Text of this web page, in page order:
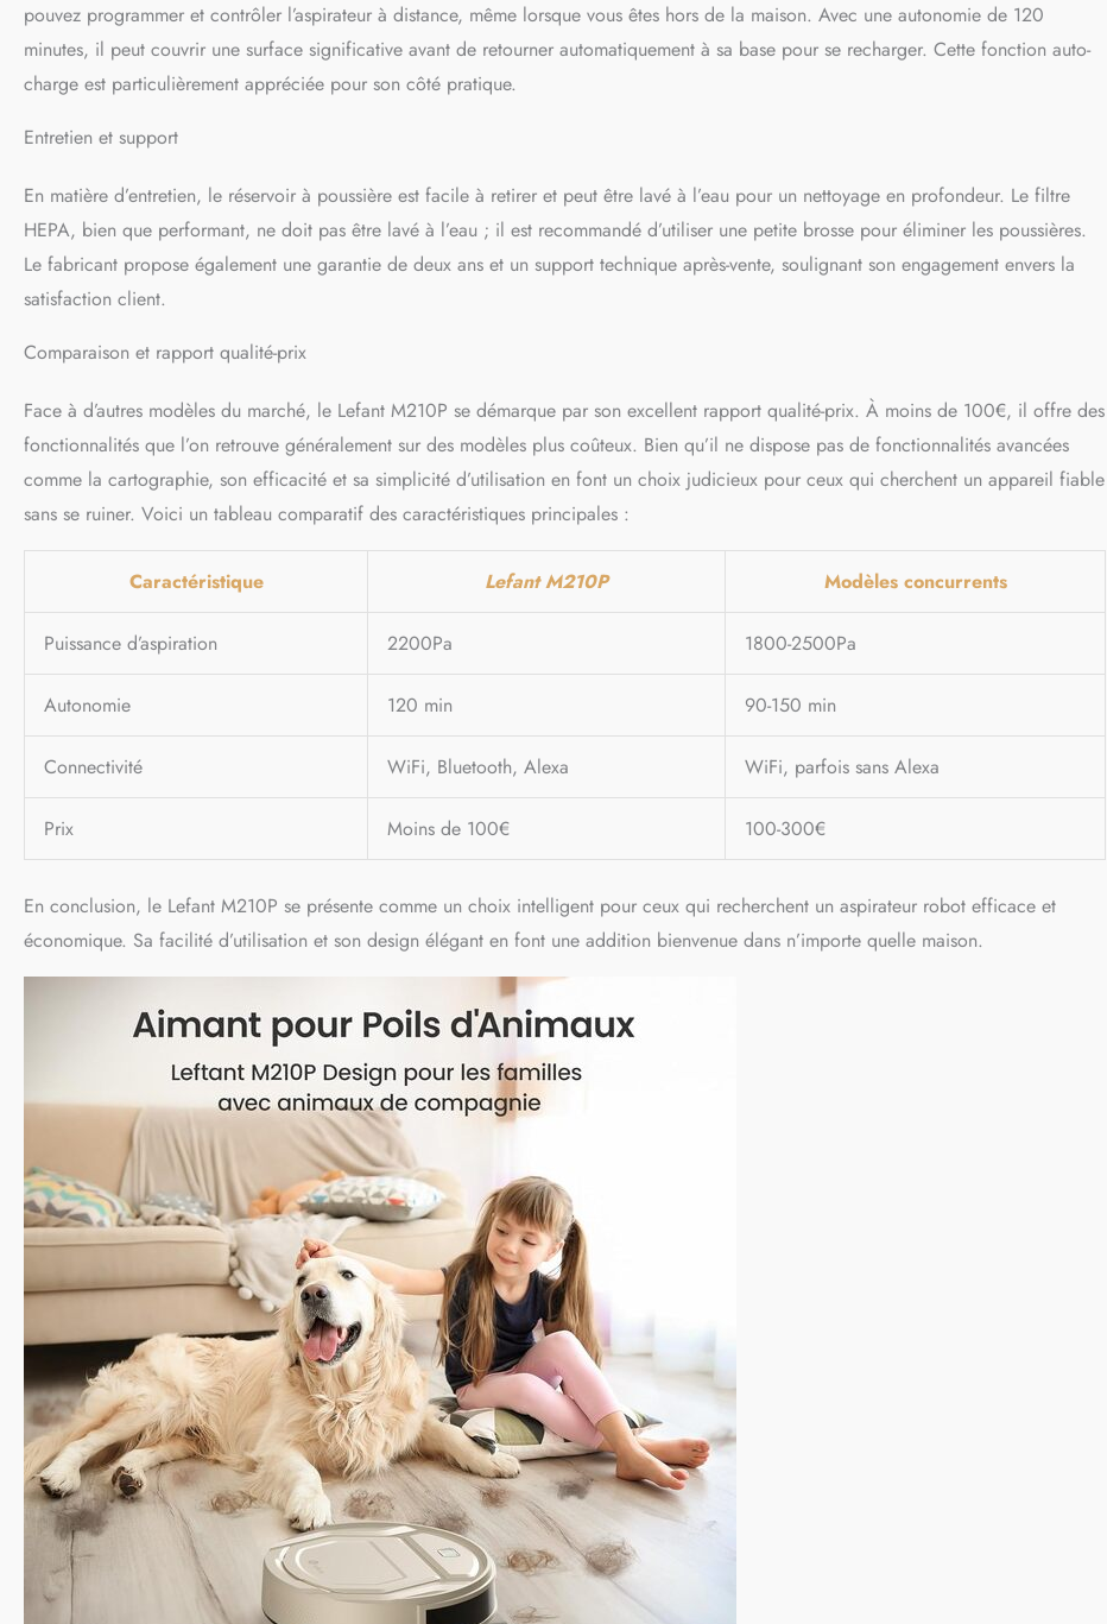
pouvez programmer et contrôler l’aspirateur à distance, même lorsque vous êtes hors de la maison. Avec une autonomie de 120
minutes, il peut couvrir une surface significative avant de retourner automatiquement à sa base pour se recharger. Cette fonction auto-
charge est particulièrement appréciée pour son côté pratique.
Entretien et support
En matière d’entretien, le réservoir à poussière est facile à retirer et peut être lavé à l’eau pour un nettoyage en profondeur. Le filtre
HEPA, bien que performant, ne doit pas être lavé à l’eau ; il est recommandé d’utiliser une petite brosse pour éliminer les poussières.
Le fabricant propose également une garantie de deux ans et un support technique après-vente, soulignant son engagement envers la
satisfaction client.
Comparaison et rapport qualité-prix
Face à d’autres modèles du marché, le Lefant M210P se démarque par son excellent rapport qualité-prix. À moins de 100€, il offre des
fonctionnalités que l’on retrouve généralement sur des modèles plus coûteux. Bien qu’il ne dispose pas de fonctionnalités avancées
comme la cartographie, son efficacité et sa simplicité d’utilisation en font un choix judicieux pour ceux qui cherchent un appareil fiable
sans se ruiner. Voici un tableau comparatif des caractéristiques principales :
Caractéristique Lefant M210P Modèles concurrents
Puissance d’aspiration 2200Pa 1800-2500Pa
Autonomie 120 min 90-150 min
Connectivité WiFi, Bluetooth, Alexa WiFi, parfois sans Alexa
Prix Moins de 100€ 100-300€
En conclusion, le Lefant M210P se présente comme un choix intelligent pour ceux qui recherchent un aspirateur robot efficace et
économique. Sa facilité d’utilisation et son design élégant en font une addition bienvenue dans n’importe quelle maison.